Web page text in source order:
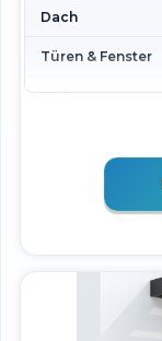
Dach
Türen & Fenster
Aufbau